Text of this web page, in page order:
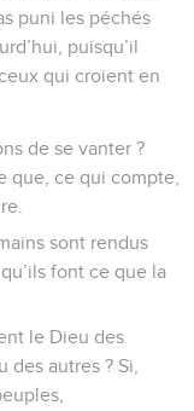
puni les péchés
puisqu’il
qui croient en
de se vanter ?
que, ce qui compte,
sont rendus
font ce que la
le Dieu des
des autres ? Si,